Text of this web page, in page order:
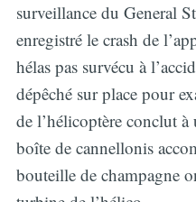
surveillance du General
enregistré le crash de
hélas pas survécu à
dépêché sur place pour
de l’hélicoptère conclut
boîte de cannellonis
bouteille de champagne